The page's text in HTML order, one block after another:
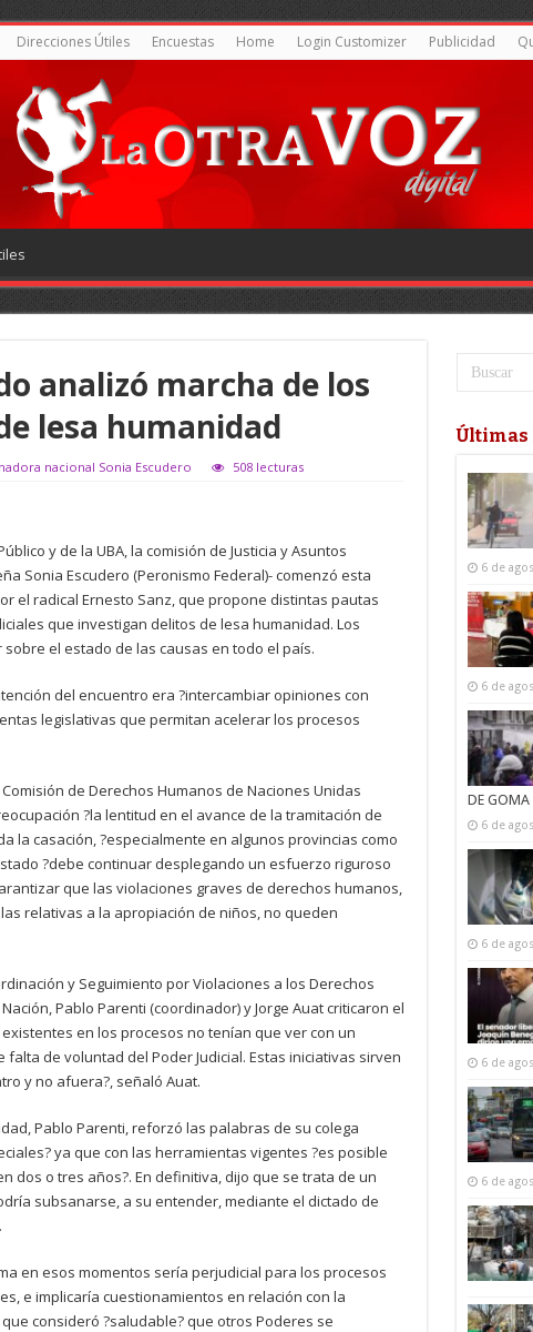
Direcciones Útiles Encuestas Home Login Customizer Publicidad
analizó marcha de los
lesa humanidad
nacional Sonia Escudero 508 lecturas
y de la UBA, la comisión de Justicia y Asuntos
Sonia Escudero (Peronismo Federal)- comenzó esta
el radical Ernesto Sanz, que propone distintas pautas
que investigan delitos de lesa humanidad. Los
el estado de las causas en todo el país.
del encuentro era ?intercambiar opiniones con
legislativas que permitan acelerar los procesos
de Derechos Humanos de Naciones Unidas
?la lentitud en el avance de la tramitación de
la casación, ?especialmente en algunos provincias como
?debe continuar desplegando un esfuerzo riguroso
que las violaciones graves de derechos humanos,
relativas a la apropiación de niños, no queden
y Seguimiento por Violaciones a los Derechos
Pablo Parenti (coordinador) y Jorge Auat criticaron el
en los procesos no tenían que ver con un
de voluntad del Poder Judicial. Estas iniciativas sirven
y no afuera?, señaló Auat.
Pablo Parenti, reforzó las palabras de su colega
ya que con las herramientas vigentes ?es posible
dos o tres años?. En definitiva, dijo que se trata de un
subsanarse, a su entender, mediante el dictado de
en esos momentos sería perjudicial para los procesos
e implicaría cuestionamientos en relación con la
consideró ?saludable? que otros Poderes se
Últimas
6 de
6 de
DE GOMA
6 de
6 de
6 de
6 de